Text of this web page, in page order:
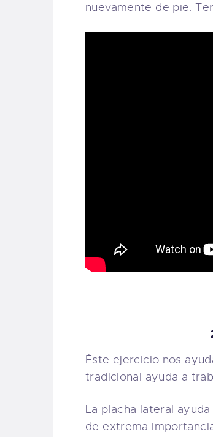
nuevamente de pie.
Éste ejercicio nos
tradicional ayuda a
La placha lateral
de extrema